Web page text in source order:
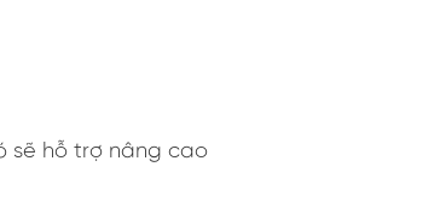
sẽ hỗ trợ nâng cao